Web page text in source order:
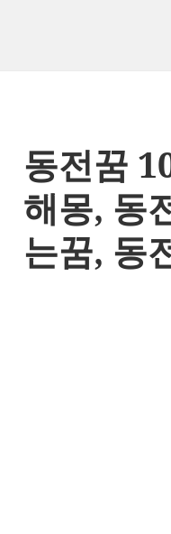
동전꿈
해몽, 동
는꿈, 동